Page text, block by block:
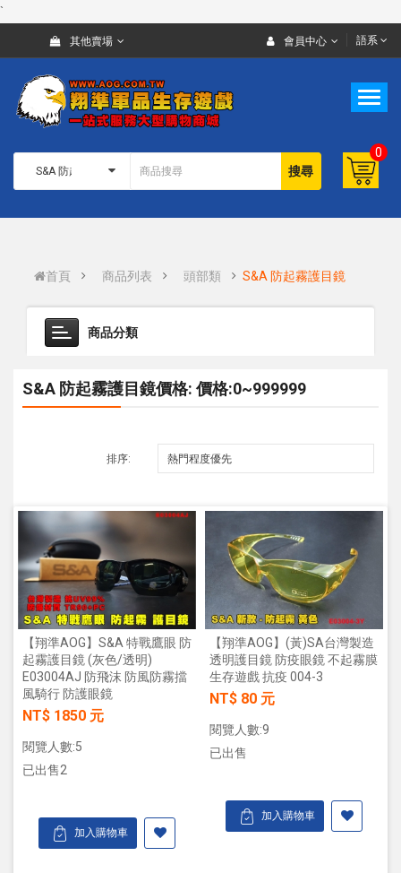
`
其他賣場 會員中心 語系
搜尋
0
首頁 商品列表 頭部類 S&A 防起霧護目鏡
商品分類
S&A 防起霧護目鏡價格: 價格:0~999999
排序:
【翔準AOG】S&A 特戰鷹眼 防
起霧護目鏡 (灰色/透明)
E03004AJ 防飛沫 防風防霧擋
風騎行 防護眼鏡
NT$ 1850 元
閱覽人數:5
已出售2
加入購物車
【翔準AOG】(黃)SA台灣製造
透明護目鏡 防疫眼鏡 不起霧膜
生存遊戲 抗疫 004-3
NT$ 80 元
閱覽人數:9
已出售
加入購物車